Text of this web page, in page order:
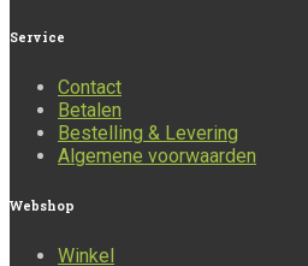
Service
Contact
Betalen
Bestelling & Levering
Algemene voorwaarden
Webshop
Winkel